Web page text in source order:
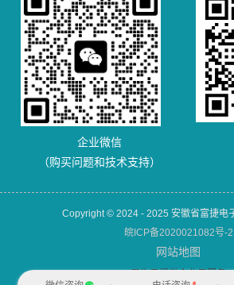
企业微信
（购买问题和技术支持）
Copyright © 2024 - 2025 安徽省富捷电
皖ICP备2020021082号-2
网站地图